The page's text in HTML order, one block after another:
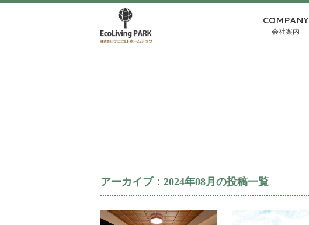
COMPANY
会社案内
アーカイブ：2024年08月の投稿一覧